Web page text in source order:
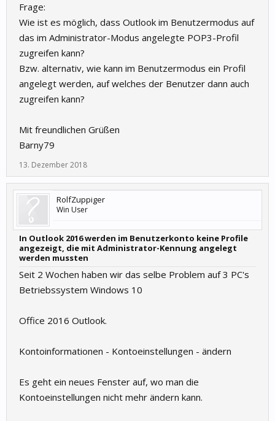
Frage:
Wie ist es möglich, dass Outlook im Benutzermodus auf
das im Administrator-Modus angelegte POP3-Profil
zugreifen kann?
Bzw. alternativ, wie kann im Benutzermodus ein Profil
angelegt werden, auf welches der Benutzer dann auch
zugreifen kann?
Mit freundlichen Grüßen
Barny79
13. Dezember 2018
RolfZuppiger
Win User
In Outlook 2016 werden im Benutzerkonto keine Profile
angezeigt, die mit Administrator-Kennung angelegt
werden mussten
Seit 2 Wochen haben wir das selbe Problem auf 3 PC's
Betriebssystem Windows 10
Office 2016 Outlook.
Kontoinformationen - Kontoeinstellungen - ändern
Es geht ein neues Fenster auf, wo man die
Kontoeinstellungen nicht mehr ändern kann.